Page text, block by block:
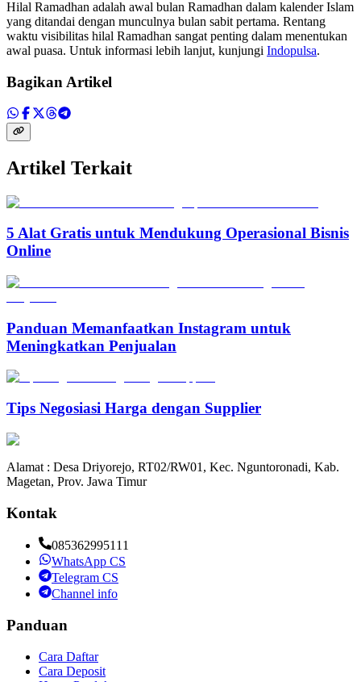
Hilal Ramadhan adalah awal bulan Ramadhan dalam kalender Islam
yang ditandai dengan munculnya bulan sabit pertama. Rentang
waktu visibilitas hilal Ramadhan sangat penting dalam menentukan
awal puasa. Untuk informasi lebih lanjut, kunjungi Indopulsa.
Bagikan Artikel
Artikel Terkait
5 Alat Gratis untuk Mendukung Operasional Bisnis
Online
Panduan Memanfaatkan Instagram untuk
Meningkatkan Penjualan
Tips Negosiasi Harga dengan Supplier
Alamat : Desa Driyorejo, RT02/RW01, Kec. Nguntoronadi, Kab.
Magetan, Prov. Jawa Timur
Kontak
085362995111
WhatsApp CS
Telegram CS
Channel info
Panduan
Cara Daftar
Cara Deposit